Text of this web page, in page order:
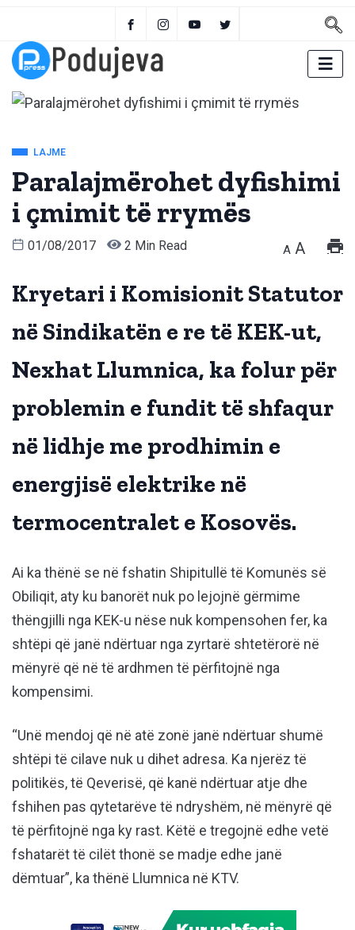
LAJME
Paralajmërohet dyfishimi
i çmimit të rrymës
01/08/2017 2 Min Read A A
Kryetari i Komisionit Statutor
në Sindikatën e re të KEK-ut,
Nexhat Llumnica, ka folur për
problemin e fundit të shfaqur
në lidhje me prodhimin e
energjisë elektrike në
termocentralet e Kosovës.
Ai ka thënë se në fshatin Shipitullë të Komunës së
Obiliqit, aty ku banorët nuk po lejojnë gërmime
thëngjilli nga KEK-u nëse nuk kompensohen fer, ka
shtëpi që janë ndërtuar nga zyrtarë shtetërorë në
mënyrë që në të ardhmen të përfitojnë nga
kompensimi.
“Unë mendoj që në atë zonë janë ndërtuar shumë
shtëpi të cilave nuk u dihet adresa. Ka njerëz të
politikës, të Qeverisë, që kanë ndërtuar atje dhe
fshihen pas qytetarëve të ndryshëm, në mënyrë që
të përfitojnë nga ky rast. Këtë e tregojnë edhe vetë
fshatarët të cilët thonë se madje edhe janë
dëmtuar”, ka thënë Llumnica në KTV.